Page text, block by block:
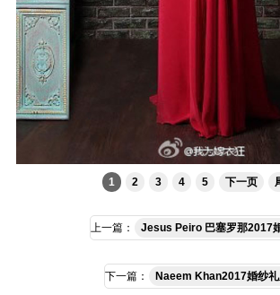
1 2 3 4 5 下一页
上一篇： Jesus Peiro 巴塞罗那2017
下一篇： Naeem Khan2017婚纱礼